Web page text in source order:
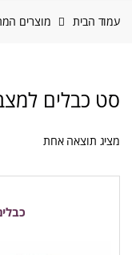
עמוד הבית מוצרים
סט כבלים
מציג תוצאה אחת